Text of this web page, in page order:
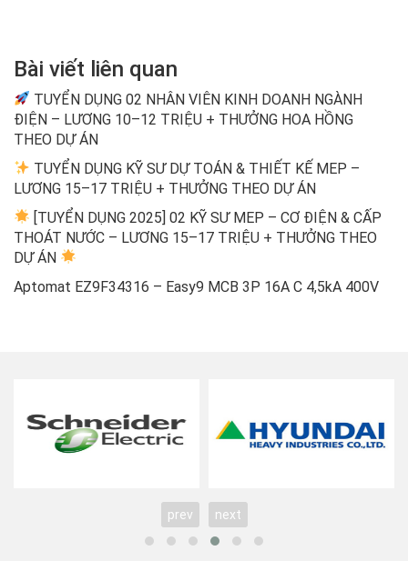
Bài viết liên quan
TUYỂN DỤNG 02 NHÂN VIÊN KINH DOANH NGÀNH
ĐIỆN – LƯƠNG 10–12 TRIỆU + THƯỞNG HOA HỒNG
THEO DỰ ÁN
TUYỂN DỤNG KỸ SƯ DỰ TOÁN & THIẾT KẾ MEP –
LƯƠNG 15–17 TRIỆU + THƯỞNG THEO DỰ ÁN
[TUYỂN DỤNG 2025] 02 KỸ SƯ MEP – CƠ ĐIỆN & CẤP
THOÁT NƯỚC – LƯƠNG 15–17 TRIỆU + THƯỞNG THEO
DỰ ÁN
Aptomat EZ9F34316 – Easy9 MCB 3P 16A C 4,5kA 400V
prev next